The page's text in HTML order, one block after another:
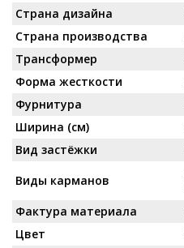
Страна дизайна
Страна производства
Трансформер
Форма жесткости
Фурнитура
Ширина (см)
Вид застёжки
Виды карманов
Фактура материала
Цвет